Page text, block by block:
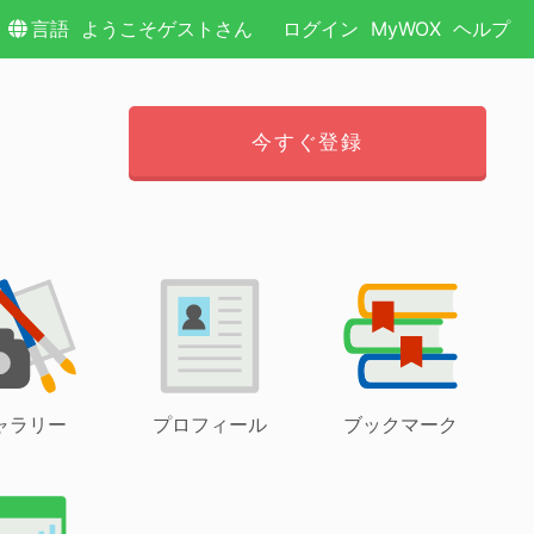
言語 ようこそゲストさん ログイン MyWOX ヘルプ
今すぐ登録
ラリー プロフィール ブックマーク